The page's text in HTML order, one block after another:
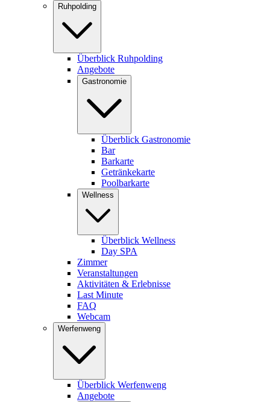
Ruhpolding
Überblick Ruhpolding
Angebote
Gastronomie
Überblick Gastronomie
Bar
Barkarte
Getränkekarte
Poolbarkarte
Wellness
Überblick Wellness
Day SPA
Zimmer
Veranstaltungen
Aktivitäten & Erlebnisse
Last Minute
FAQ
Webcam
Werfenweng
Überblick Werfenweng
Angebote